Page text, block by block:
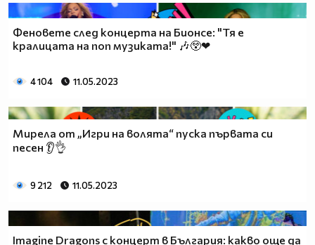
Феновете след концерта на Бионсе: "Тя е
кралицата на поп музиката!" 🎶😲❤
4 104 11.05.2023
Мирела от „Игри на волята“ пуска първата си
песен 👂👌
9 212 11.05.2023
Imagine Dragons с концерт в България: какво още да